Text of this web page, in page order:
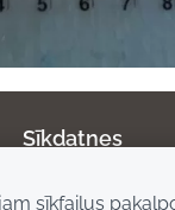
Sīkdatnes
sīkfailus